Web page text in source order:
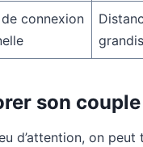
connexion
son
d’attention, on